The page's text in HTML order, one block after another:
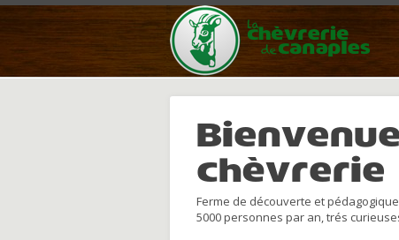
chèvrerie
Ferme de découverte et
5000 personnes par an, trés